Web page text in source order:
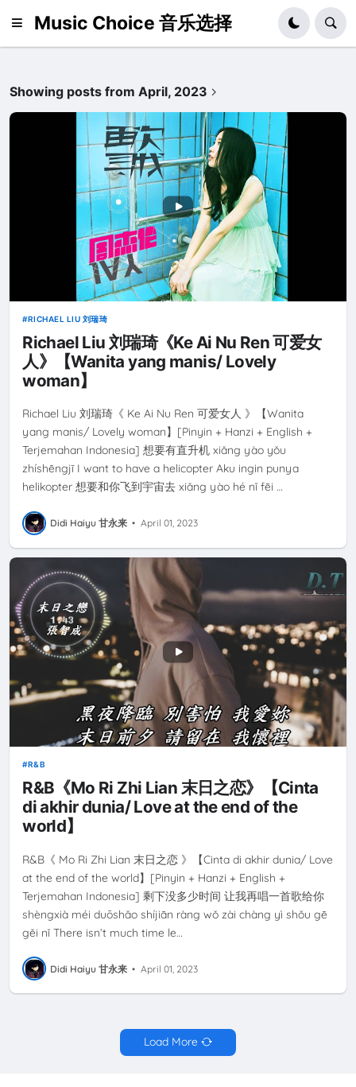
Music Choice 音乐选择
Showing posts from April, 2023
RICHAEL LIU 刘瑞琦
Richael Liu 刘瑞琦《Ke Ai Nu Ren 可爱女
人》【Wanita yang manis/ Lovely
woman】
Richael Liu 刘瑞琦《 Ke Ai Nu Ren 可爱女人 》【Wanita
yang manis/ Lovely woman】[Pinyin + Hanzi + English +
Terjemahan Indonesia] 想要有直升机 xiǎng yào yǒu
zhíshēngjī I want to have a helicopter Aku ingin punya
helikopter 想要和你飞到宇宙去 xiǎng yào hé nǐ fēi …
Didi Haiyu 甘永来 • April 01, 2023
R&B
R&B《Mo Ri Zhi Lian 末日之恋》【Cinta
di akhir dunia/ Love at the end of the
world】
R&B《 Mo Ri Zhi Lian 末日之恋 》【Cinta di akhir dunia/ Love
at the end of the world】[Pinyin + Hanzi + English +
Terjemahan Indonesia] 剩下没多少时间 让我再唱一首歌给你
shèngxià méi duōshǎo shíjiān ràng wǒ zài chàng yì shǒu gē
gěi nǐ There isn’t much time le…
Didi Haiyu 甘永来 • April 01, 2023
Load More